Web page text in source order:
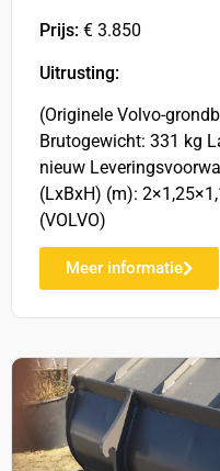
Prijs: € 3.850
Uitrusting:
(Originele Volvo-
Brutogewicht: 331 kg
nieuw Leveringsvoorwaarden: EXW Afmetingen
(LxBxH) (m):
(VOLVO)
Meer informatie